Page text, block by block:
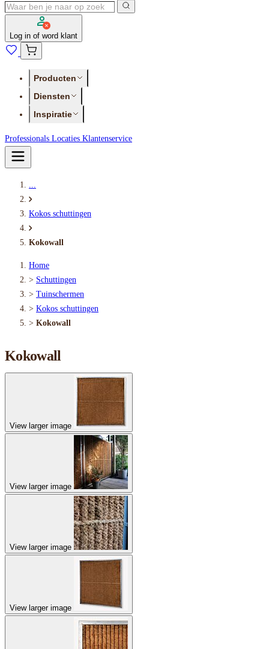
Log in of word klant
Producten
Diensten
Inspiratie
Professionals Locaties Klantenservice
...
Kokos schuttingen
Kokowall
Home
> Schuttingen
> Tuinschermen
> Kokos schuttingen
> Kokowall
Kokowall
View larger image
View larger image
View larger image
View larger image